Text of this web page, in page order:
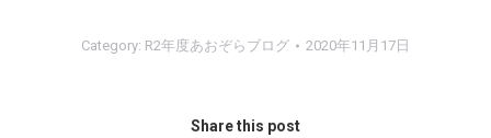
Category: R2年度あおぞらブログ 2020年11月17日
Share this post